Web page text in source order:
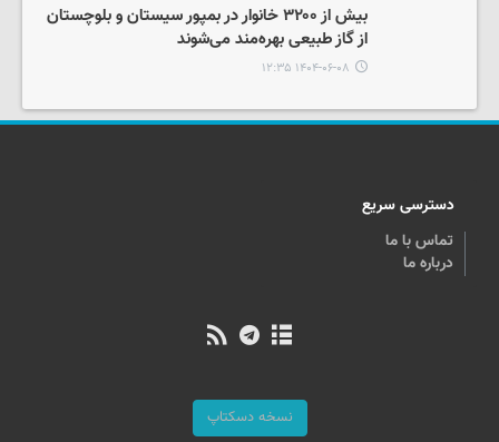
بیش از ۳۲۰۰ خانوار در بمپور سیستان و بلوچستان
از گاز طبیعی بهره‌مند می‌شوند
۱۴۰۴-۰۶-۰۸ ۱۲:۳۵
دسترسی سریع
تماس با ما
درباره ما
نسخه دسکتاپ